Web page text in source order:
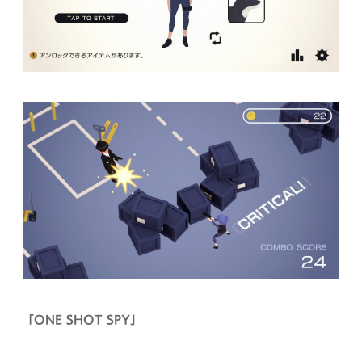
「ONE SHOT SPY」